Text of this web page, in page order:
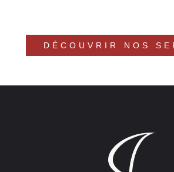
DÉCOUVRIR NOS